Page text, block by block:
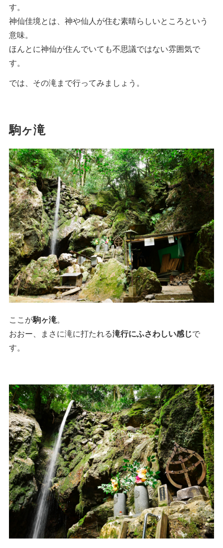
す。
神仙佳境とは、神や仙人が住む素晴らしいところという
意味。
ほんとに神仙が住んでいても不思議ではない雰囲気で
す。
では、その滝まで行ってみましょう。
駒ヶ滝
ここが駒ヶ滝。
おおー、まさに滝に打たれる滝行にふさわしい感じで
す。